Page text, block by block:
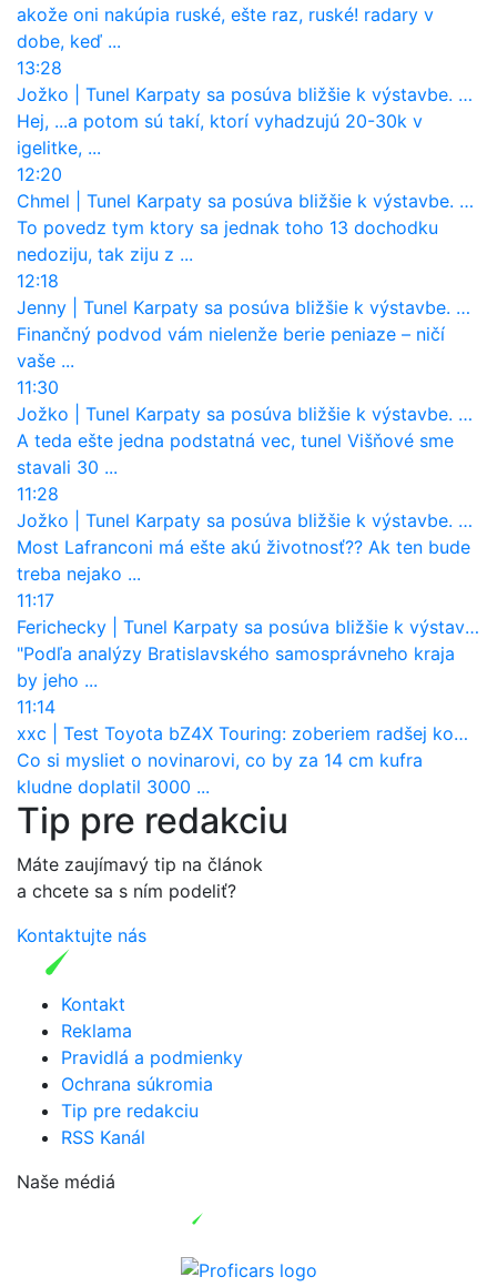
akože oni nakúpia ruské, ešte raz, ruské! radary v
dobe, keď ...
13:28
Jožko
Tunel Karpaty sa posúva bližšie k výstavbe. NDS urobila dôležitý krok
Hej, ...a potom sú takí, ktorí vyhadzujú 20-30k v
igelitke, ...
12:20
Chmel
Tunel Karpaty sa posúva bližšie k výstavbe. NDS urobila dôležitý krok
To povedz tym ktory sa jednak toho 13 dochodku
nedoziju, tak ziju z ...
12:18
Jenny
Tunel Karpaty sa posúva bližšie k výstavbe. NDS urobila dôležitý krok
Finančný podvod vám nielenže berie peniaze – ničí
vaše ...
11:30
Jožko
Tunel Karpaty sa posúva bližšie k výstavbe. NDS urobila dôležitý krok
A teda ešte jedna podstatná vec, tunel Višňové sme
stavali 30 ...
11:28
Jožko
Tunel Karpaty sa posúva bližšie k výstavbe. NDS urobila dôležitý krok
Most Lafranconi má ešte akú životnosť?? Ak ten bude
treba nejako ...
11:17
Ferichecky
Tunel Karpaty sa posúva bližšie k výstavbe. NDS urobila dôležitý krok
"Podľa analýzy Bratislavského samosprávneho kraja
by jeho ...
11:14
xxc
Test Toyota bZ4X Touring: zoberiem radšej kombi
Co si mysliet o novinarovi, co by za 14 cm kufra
kludne doplatil 3000 ...
Tip pre redakciu
Máte zaujímavý tip na článok
a chcete sa s ním podeliť?
Kontaktujte nás
Kontakt
Reklama
Pravidlá a podmienky
Ochrana súkromia
Tip pre redakciu
RSS Kanál
Naše médiá